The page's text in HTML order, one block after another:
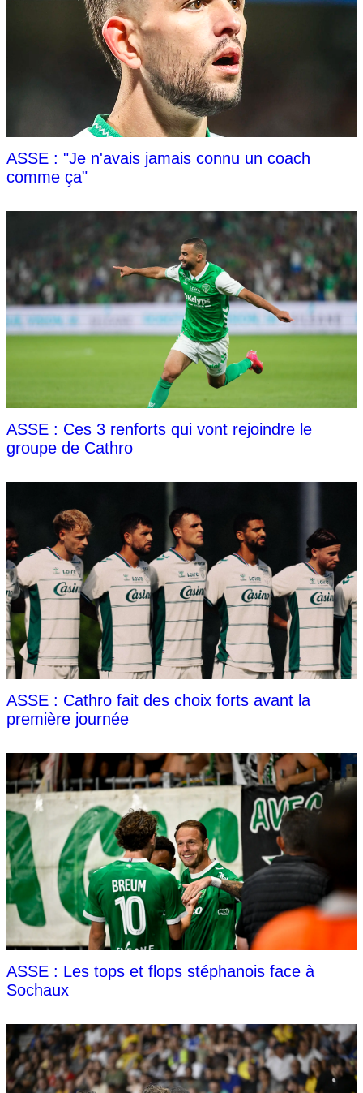
ASSE : "Je n'avais jamais connu un coach
comme ça"
ASSE : Ces 3 renforts qui vont rejoindre le
groupe de Cathro
ASSE : Cathro fait des choix forts avant la
première journée
ASSE : Les tops et flops stéphanois face à
Sochaux